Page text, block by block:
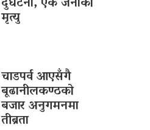
मृत्यु
चाडपर्व आएसँगै
बूढानीलकण्ठको
बजार अनुगमनमा
तीब्रता